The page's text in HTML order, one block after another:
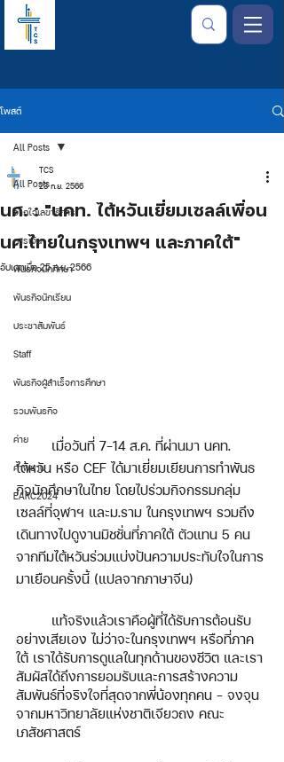
โพสต์
All Posts
จากใจเลขาธิการ
การเงิน
พันธกิจนักศึกษา
พันธกิจนักเรียน
ประชาสัมพันธ์
Staff
พันธกิจผู้สำเร็จการศึกษา
รวมพันธกิจ
ค่าย
คำพยาน
EARC2024
All Posts
นศ. : "นคท. ไต้หวันเยี่ยมเซลล์เพื่อน
นศ.ไทยในกรุงเทพฯ และภาคใต้"
TCS
23 ก.ย. 2566
อัปเดตเมื่อ25 ก.ย. 2566
เมื่อวันที่ 7-14 ส.ค. ที่ผ่านมา นคท.
ไต้หวัน หรือ CEF ได้มาเยี่ยมเยียนการทำพันธ
กิจนักศึกษาในไทย โดยไปร่วมกิจกรรมกลุ่ม
เซลล์ที่จุฬาฯ และม.ราม ในกรุงเทพฯ รวมถึง
เดินทางไปดูงานมิชชั่นที่ภาคใต้ ตัวแทน 5 คน
จากทีมไต้หวันร่วมแบ่งปันความประทับใจในการ
มาเยือนครั้งนี้ (แปลจากภาษาจีน)
แท้จริงแล้วเราคือผู้ที่ได้รับการต้อนรับ
อย่างเสียเอง ไม่ว่าจะในกรุงเทพฯ หรือที่ภาค
ใต้ เราได้รับการดูแลในทุกด้านของชีวิต และเรา
สัมผัสได้ถึงการยอมรับและการสร้างความ
สัมพันธ์ที่จริงใจที่สุดจากพี่น้องทุกคน - จงจุน
จากมหาวิทยาลัยแห่งชาติเจียวถง คณะ
เภสัชศาสตร์